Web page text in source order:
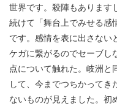
世界です。殺陣もあります
続けて「舞台上でみせる感
です。感情を表に出さない
ケガに繋がるのでセーブし
点について触れた。岐洲と
して、今までつちかってき
ないものが見えました。初